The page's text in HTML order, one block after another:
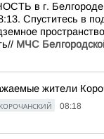
в г. Белгороде,
Спуститесь в
МЧС
жители
КОРОЧАНСКИЙ 08:18